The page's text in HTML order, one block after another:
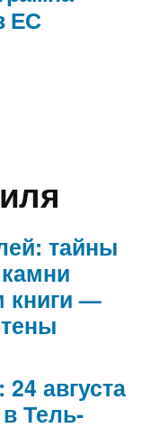
ЕС
тайны
книги —
августа
Тель-